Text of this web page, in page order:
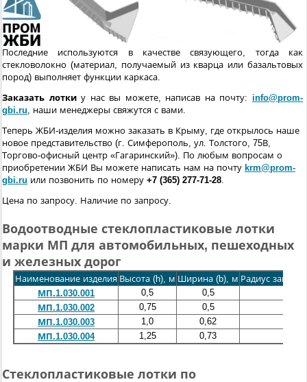
Последние используются в качестве связующего, тогда как
стекловолокно (материал, получаемый из кварца или базальтовых
пород) выполняет функции каркаса.
Заказать лоткиу нас вы можете, написав на почту:info@prom-
gbi.ru , наши менеджеры свяжутся с вами.
Теперь ЖБИ-изделия можно заказать в Крыму, где открылось наше
новое представительство (г. Симферополь, ул. Толстого, 75В,
Торгово-офисный центр «Гагаринский»). По любым вопросам о
приобретении ЖБИ Вы можете написать нам на почту krm@prom-
gbi.ru или позвонить по номеру +7 (365) 277-71-28
Цена по запросу. Наличие по запросу.
Водоотводные стеклопластиковые лотки
марки МП для автомобильных, пешеходных
и железных дорог
Наименование изделия Высота (h), м Ширина (b), м Радиус
МП.1.030.001
0,5 0,5
МП.1.030.002
0,75 0,5
МП.1.030.003
1,0 0,62
МП.1.030.004
1,25 0,73
Стеклопластиковые лотки по